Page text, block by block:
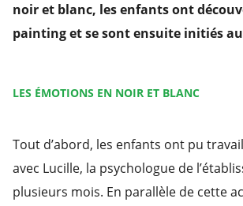
noir et blanc, les enfants ont
painting et se sont ensuite initiés
LES ÉMOTIONS EN NOIR ET BLANC
Tout d’abord, les enfants ont pu
avec Lucille, la psychologue de
plusieurs mois. En parallèle de cette